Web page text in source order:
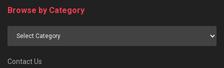
Browse by Category
Browse
Contact Us